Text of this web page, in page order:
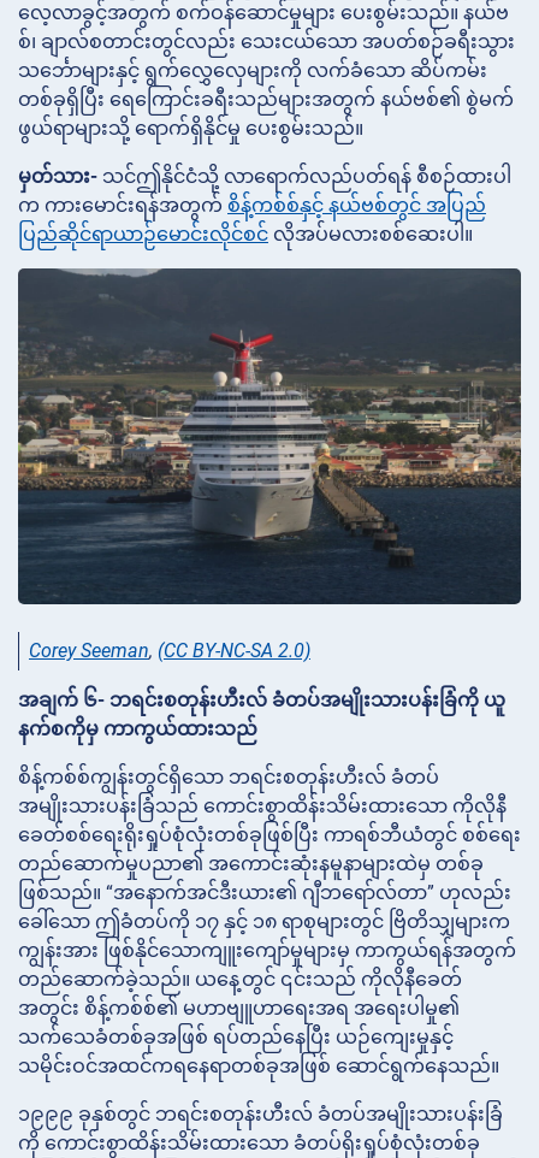
လေ့လာခွင့်အတွက် စက်ဝန်ဆောင်မှုများ ပေးစွမ်းသည်။ နယ်ဗ
စ်၊ ချာလ်စတာင်းတွင်လည်း သေးငယ်သော အပတ်စဉ်ခရီးသွား
သင်္ဘောများနှင့် ရွက်လွှေလှေများကို လက်ခံသော ဆိပ်ကမ်း
တစ်ခုရှိပြီး ရေကြောင်းခရီးသည်များအတွက် နယ်ဗစ်၏ စွဲမက်
ဖွယ်ရာများသို့ ရောက်ရှိနိုင်မှု ပေးစွမ်းသည်။
မှတ်သား- သင်ဤနိုင်ငံသို့ လာရောက်လည်ပတ်ရန် စီစဉ်ထားပါ
က ကားမောင်းရန်အတွက် စိန့်ကစ်စ်နှင့် နယ်ဗစ်တွင် အပြည်
ပြည်ဆိုင်ရာယာဉ်မောင်းလိုင်စင် လိုအပ်မလားစစ်ဆေးပါ။
Corey Seeman, (CC BY-NC-SA 2.0)
အချက် ၆- ဘရင်းစတုန်းဟီးလ် ခံတပ်အမျိုးသားပန်းခြံကို ယူ
နက်စကိုမှ ကာကွယ်ထားသည်
စိန့်ကစ်စ်ကျွန်းတွင်ရှိသော ဘရင်းစတုန်းဟီးလ် ခံတပ်
အမျိုးသားပန်းခြံသည် ကောင်းစွာထိန်းသိမ်းထားသော ကိုလိုနီ
ခေတ်စစ်ရေးရိုးရှုပ်စုံလုံးတစ်ခုဖြစ်ပြီး ကာရစ်ဘီယံတွင် စစ်ရေး
တည်ဆောက်မှုပညာ၏ အကောင်းဆုံးနမူနာများထဲမှ တစ်ခု
ဖြစ်သည်။ “အနောက်အင်ဒီးယား၏ ဂျီဘရော်လ်တာ” ဟုလည်း
ခေါ်သော ဤခံတပ်ကို ၁၇ နှင့် ၁၈ ရာစုများတွင် ဗြိတိသျှများက
ကျွန်းအား ဖြစ်နိုင်သောကျူးကျော်မှုများမှ ကာကွယ်ရန်အတွက်
တည်ဆောက်ခဲ့သည်။ ယနေ့တွင် ၎င်းသည် ကိုလိုနီခေတ်
အတွင်း စိန့်ကစ်စ်၏ မဟာဗျူဟာရေးအရ အရေးပါမှု၏
သက်သေခံတစ်ခုအဖြစ် ရပ်တည်နေပြီး ယဉ်ကျေးမှုနှင့်
သမိုင်းဝင်အထင်ကရနေရာတစ်ခုအဖြစ် ဆောင်ရွက်နေသည်။
၁၉၉၉ ခုနှစ်တွင် ဘရင်းစတုန်းဟီးလ် ခံတပ်အမျိုးသားပန်းခြံ
ကို ကောင်းစွာထိန်းသိမ်းထားသော ခံတပ်ရိုးရှုပ်စုံလုံးတစ်ခု